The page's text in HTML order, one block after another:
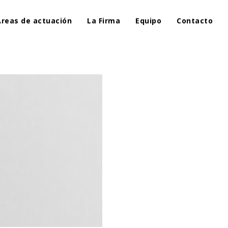
de actuación La Firma Equipo Contacto